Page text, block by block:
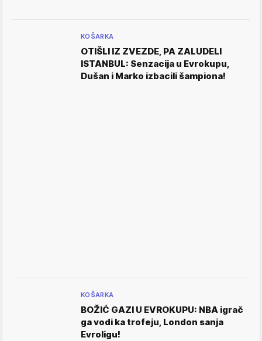
KOŠARKA
OTIŠLI IZ ZVEZDE, PA ZALUDELI
ISTANBUL: Senzacija u Evrokupu,
Dušan i Marko izbacili šampiona!
KOŠARKA
BOŽIĆ GAZI U EVROKUPU: NBA igrač
ga vodi ka trofeju, London sanja
Evroligu!